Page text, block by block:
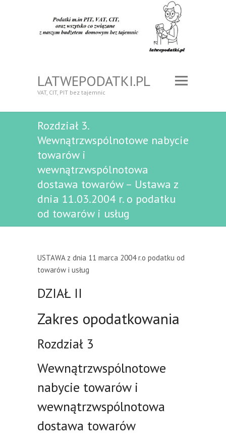
LATWEPODATKI.PL
VAT, CIT, PIT bez tajemnic
Rozdział 3.
Wewnątrzwspólnotowe nabycie
towarów i
wewnątrzwspólnotowa
dostawa towarów – Ustawa z
dnia 11.03.2004 r. o podatku
od towarów i usług
USTAWA z dnia 11 marca 2004 r.o podatku od
towarów i usług
DZIAŁ II
Zakres opodatkowania
Rozdział 3
Wewnątrzwspólnotowe
nabycie towarów i
wewnątrzwspólnotowa
dostawa towarów